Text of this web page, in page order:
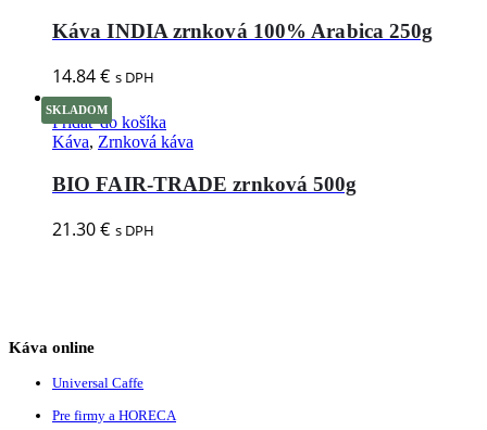
Káva INDIA zrnková 100% Arabica 250g
14.84€ s DPH
SKLADOM
Pridať do košíka
Káva, Zrnková káva
BIO FAIR-TRADE zrnková 500g
21.30€ s DPH
Káva online
Universal Caffe
Pre firmy a HORECA